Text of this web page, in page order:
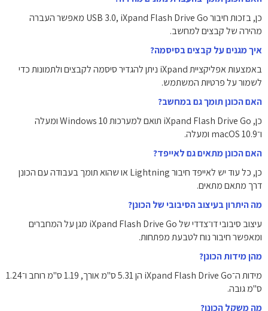
כן, בזכות חיבור USB 3.0, iXpand Flash Drive Go מאפשר העברה
מהירה של קבצים למחשב.
איך מגנים על קבצים בסיסמה?
באמצעות אפליקציית iXpand ניתן להגדיר סיסמה לקבצים ולתמונות כדי
לשמור על פרטיות המשתמש.
האם הכונן תומך גם במחשב?
כן, iXpand Flash Drive Go תואם למערכות Windows 10 ומעלה
ו־macOS 10.9 ומעלה.
האם הכונן מתאים גם לאייפד?
כן, כל עוד יש לאייפד חיבור Lightning או שהוא תומך בעבודה עם הכונן
דרך מתאם מתאים.
מה היתרון בעיצוב הסיבובי של הכונן?
עיצוב סיבובי דו־צדדי של iXpand Flash Drive Go מגן על המחברים
ומאפשר חיבור נוח לטבעת מפתחות.
מהן מידות הכונן?
מידות ה־iXpand Flash Drive Go הן ‎5.31 ס"מ אורך, ‎1.19 ס"מ רוחב ו־1.24
ס"מ גובה.
מה משקל הכונן?